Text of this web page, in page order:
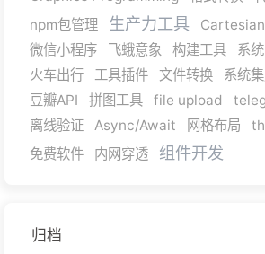
npm包管理
生产力工具
微信小程序
飞蛾意象 构建工具 系
火车出行
工具插件 文件转换 系统
豆瓣API
拼图工具 file upload
离线验证
Async/Await 网格布局
免费软件
内网穿透 组件开发
归档